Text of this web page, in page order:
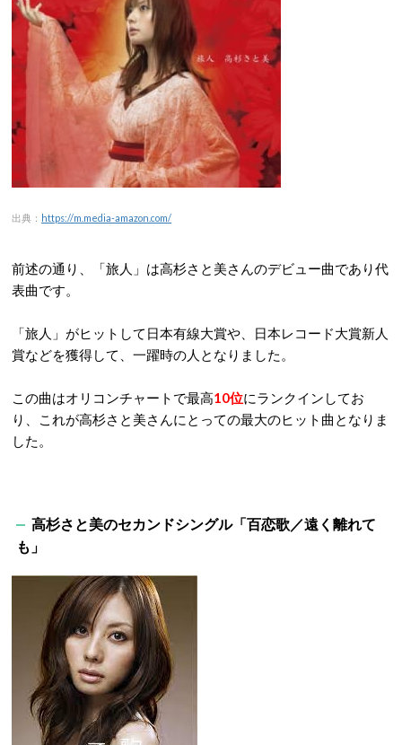
出典： https://m.media-amazon.com/
前述の通り、「旅人」は高杉さと美さんのデビュー曲であり代
表曲です。
「旅人」がヒットして日本有線大賞や、日本レコード大賞新人
賞などを獲得して、一躍時の人となりました。
この曲はオリコンチャートで最高10位にランクインしてお
り、これが高杉さと美さんにとっての最大のヒット曲となりま
した。
高杉さと美のセカンドシングル「百恋歌／遠く離れて
も」